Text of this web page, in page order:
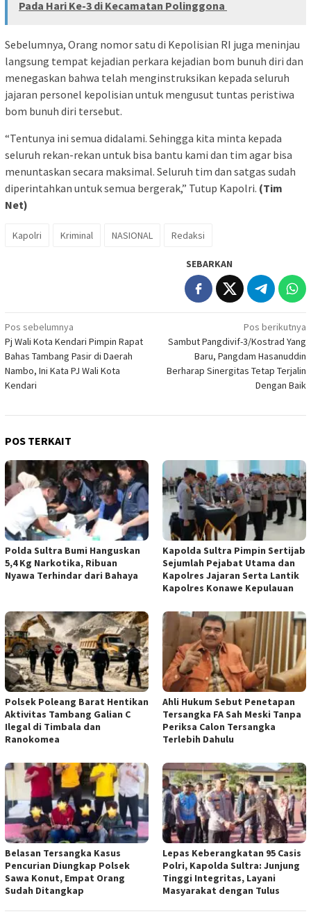
Pada Hari Ke-3 di Kecamatan Polinggona
Sebelumnya, Orang nomor satu di Kepolisian RI juga meninjau
langsung tempat kejadian perkara kejadian bom bunuh diri dan
menegaskan bahwa telah menginstruksikan kepada seluruh
jajaran personel kepolisian untuk mengusut tuntas peristiwa
bom bunuh diri tersebut.
“Tentunya ini semua didalami. Sehingga kita minta kepada
seluruh rekan-rekan untuk bisa bantu kami dan tim agar bisa
menuntaskan secara maksimal. Seluruh tim dan satgas sudah
diperintahkan untuk semua bergerak,” Tutup Kapolri. (Tim
Net)
Kapolri Kriminal NASIONAL Redaksi
SEBARKAN
Navigasi
pos
Pos sebelumnya
Pj Wali Kota Kendari Pimpin Rapat
Bahas Tambang Pasir di Daerah
Nambo, Ini Kata PJ Wali Kota
Kendari
Pos berikutnya
Sambut Pangdivif-3/Kostrad Yang
Baru, Pangdam Hasanuddin
Berharap Sinergitas Tetap Terjalin
Dengan Baik
POS TERKAIT
Polda Sultra Bumi Hanguskan
5,4 Kg Narkotika, Ribuan
Nyawa Terhindar dari Bahaya
Kapolda Sultra Pimpin Sertijab
Sejumlah Pejabat Utama dan
Kapolres Jajaran Serta Lantik
Kapolres Konawe Kepulauan
Polsek Poleang Barat Hentikan
Aktivitas Tambang Galian C
Ilegal di Timbala dan
Ranokomea
Ahli Hukum Sebut Penetapan
Tersangka FA Sah Meski Tanpa
Periksa Calon Tersangka
Terlebih Dahulu
Belasan Tersangka Kasus
Pencurian Diungkap Polsek
Sawa Konut, Empat Orang
Sudah Ditangkap
Lepas Keberangkatan 95 Casis
Polri, Kapolda Sultra: Junjung
Tinggi Integritas, Layani
Masyarakat dengan Tulus